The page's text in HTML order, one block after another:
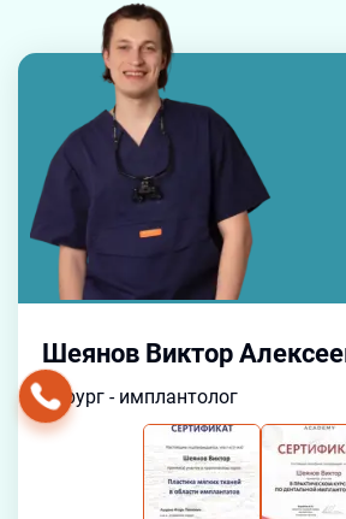
Шеянов Виктор
Хирург - имплантолог